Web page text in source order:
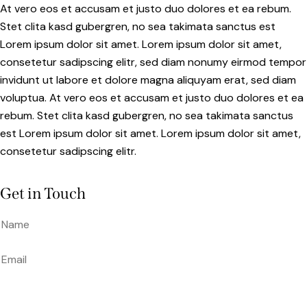
At vero eos et accusam et justo duo dolores et ea rebum.
Stet clita kasd gubergren, no sea takimata sanctus est
Lorem ipsum dolor sit amet. Lorem ipsum dolor sit amet,
consetetur sadipscing elitr, sed diam nonumy eirmod tempor
invidunt ut labore et dolore magna aliquyam erat, sed diam
voluptua. At vero eos et accusam et justo duo dolores et ea
rebum. Stet clita kasd gubergren, no sea takimata sanctus
est Lorem ipsum dolor sit amet. Lorem ipsum dolor sit amet,
consetetur sadipscing elitr.
Get in Touch